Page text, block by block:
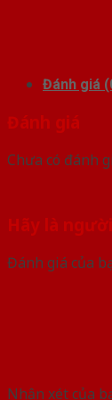
Đánh giá
Đánh giá
Chưa có đánh
Hãy là
Đánh giá của
Nhận xét của